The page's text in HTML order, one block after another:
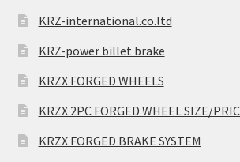
KRZ-international.co.ltd
KRZ-power billet brake
KRZX FORGED WHEELS
KRZX 2PC FORGED WHEEL SIZE/
KRZX FORGED BRAKE SYSTEM